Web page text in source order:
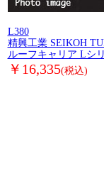
L380
精興工業 SEIKOH
ルーフキャリア Lシ
￥16,335(税込)